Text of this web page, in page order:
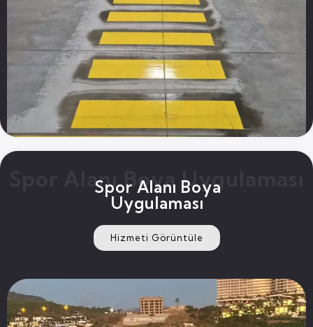
Spor Alanı Boya
Uygulaması
Hizmeti Görüntüle
Spor Alanı Boya Uygulaması